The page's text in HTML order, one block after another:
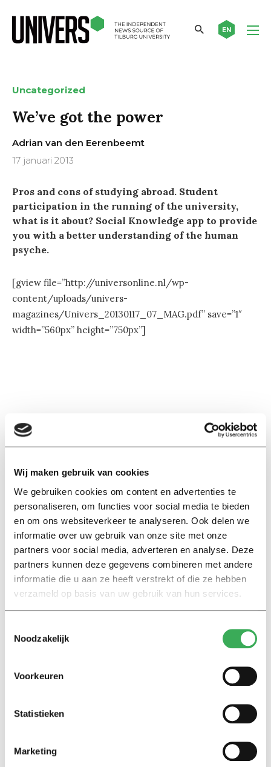
Wij maken gebruik van cookies
We gebruiken cookies om content en advertenties te
personaliseren, om functies voor social media te bieden
en om ons websiteverkeer te analyseren. Ook delen we
informatie over uw gebruik van onze site met onze
partners voor social media, adverteren en analyse. Deze
partners kunnen deze gegevens combineren met andere
informatie die u aan ze heeft verstrekt of die ze hebben
verzameld op basis van uw gebruik van hun services.
Noodzakelijk
Voorkeuren
Statistieken
Marketing
EN
Uncategorized
We’ve got the power
Adrian van den Eerenbeemt
17 januari 2013
Pros and cons of studying abroad. Student
participation in the running of the university,
what is it about? Social Knowledge app to provide
you with a better understanding of the human
psyche.
[gview file=”http://universonline.nl/wp-
content/uploads/univers-
magazines/Univers_20130117_07_MAG.pdf” save=”1″
width=”560px” height=”750px”]
Lees ook
Interview
Marion Koopmans over online
bedreigingen en desinformatie:
‘Wetenschappers, kom die
ivoren toren uit’
Achtergrond
Kinderen spelen de Zero
Hunger Game: ‘Ik schrok, we
slaapmiddelen: zo komen
Maak het onderwijs flexibel,